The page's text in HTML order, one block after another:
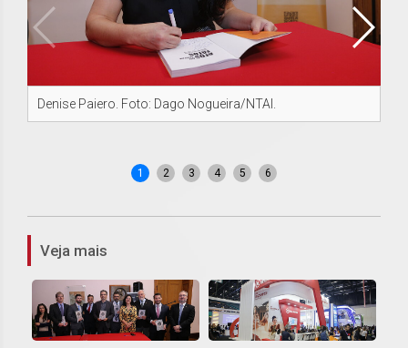
Denise Paiero. Foto: Dago Nogueira/NTAI.
1 2 3 4 5 6
Veja mais